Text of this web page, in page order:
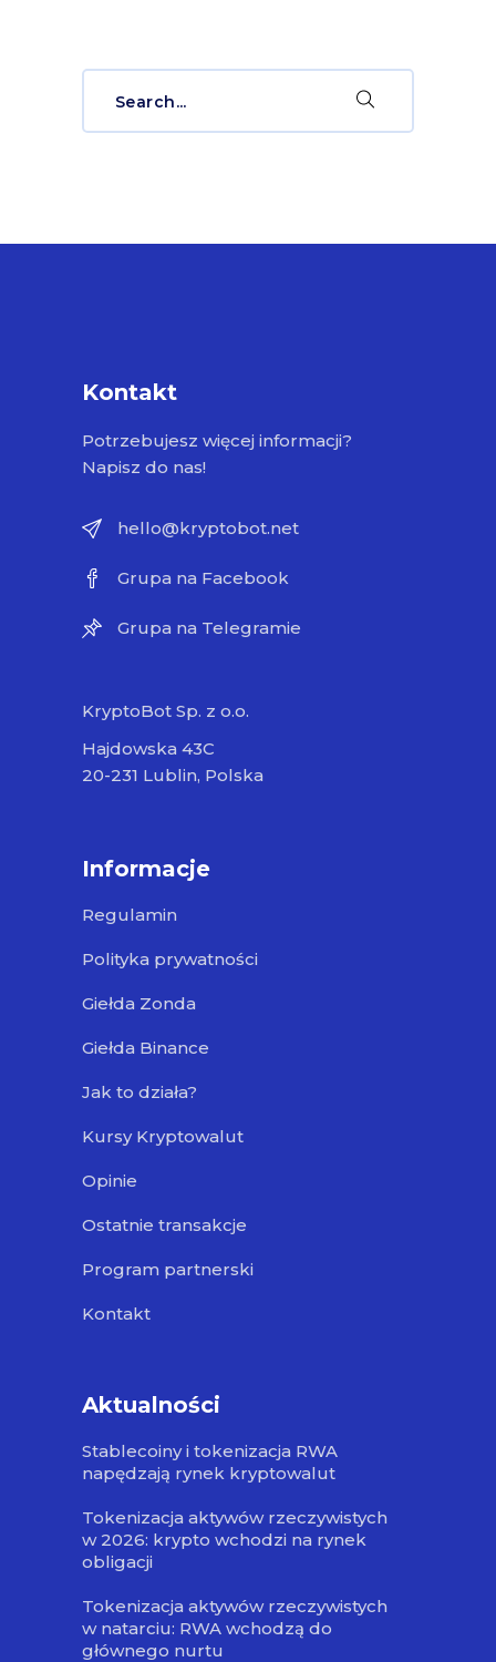
Kontakt
Potrzebujesz więcej informacji?
Napisz do nas!
hello@kryptobot.net
Grupa na Facebook
Grupa na Telegramie
KryptoBot Sp. z o.o.
Hajdowska 43C
20-231 Lublin, Polska
Informacje
Regulamin
Polityka prywatności
Giełda Zonda
Giełda Binance
Jak to działa?
Kursy Kryptowalut
Opinie
Ostatnie transakcje
Program partnerski
Kontakt
Aktualności
Stablecoiny i tokenizacja RWA
napędzają rynek kryptowalut
Tokenizacja aktywów rzeczywistych
w 2026: krypto wchodzi na rynek
obligacji
Tokenizacja aktywów rzeczywistych
w natarciu: RWA wchodzą do
głównego nurtu